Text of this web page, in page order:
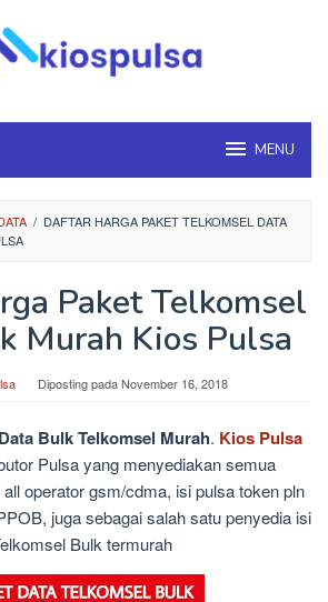
MENU
/ DAFTAR HARGA PAKET TELKOMSEL DATA
Paket Telkomsel
Murah Kios Pulsa
Diposting padaNovember 16, 2018
Bulk Telkomsel Murah. Kios Pulsa
Pulsa yang menyediakan semua
operator gsm/cdma, isi pulsa token pln
juga sebagai salah satu penyedia isi
Bulk termurah